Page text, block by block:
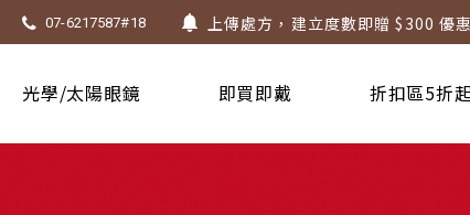
07-6217587#18
不知道度數也能配鏡～愛鏡合作門
墨鏡祭 ~ 全館太陽眼鏡第二副5折
1.61 / 1.67 濾藍光「配到好」，
不知道度數也能配鏡～愛鏡合作門
光學/太陽眼鏡 即買即戴 折扣區5折